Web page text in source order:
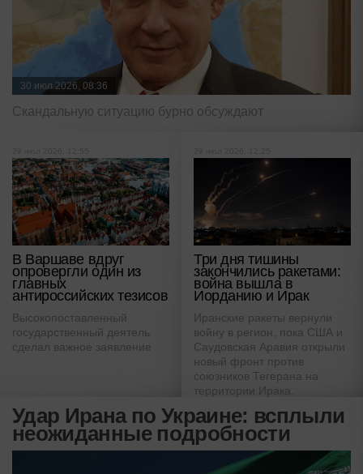
30 июл 2026, 08:36
Скандальную ситуацию бурно обсуждают
В Варшаве вдруг
опровергли один из
главных
антироссийских тезисов
Высокопоставленный
государственный деятель
сделал важное заявление
Три дня тишины
закончились ракетами:
война вышла в
Иорданию и Ирак
Иранские ракеты вернули
войну в регион, пока США и
Саудовская Аравия открыли
новый фронт против
союзников Тегерана на
территории Ирака.
Удар Ирана по Украине: всплыли
неожиданные подробности